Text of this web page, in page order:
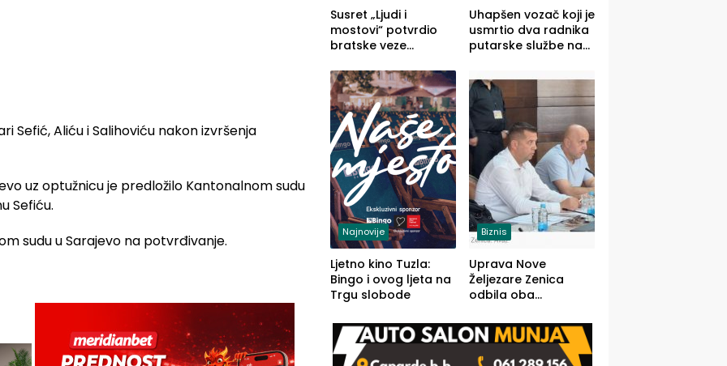
Sefić, Aliću i Salihoviću nakon izvršenja
uz optužnicu je predložilo Kantonalnom sudu
Sefiću.
sudu u Sarajevo na potvrđivanje.
Susret „Ljudi i
mostovi“ potvrdio
bratske veze
Zvornika
Uhapšen vozač koji je
usmrtio dva radnika
putarske službe na
prema Šapcu
(FOTO)
Najnovije
Ljetno kino Tuzla:
Bingo i ovog ljeta na
Trgu slobode
Biznis
Uprava Nove
Željezare Zenica
odbila oba
FBiH: Ustrajni da je
stečaj jedino rješenje